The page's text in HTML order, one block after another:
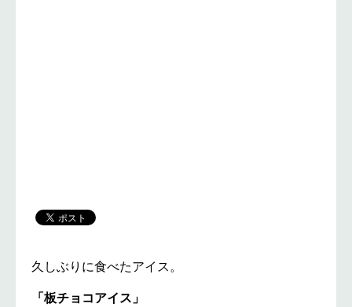
久しぶりに食べたアイス。
「板チョコアイス」